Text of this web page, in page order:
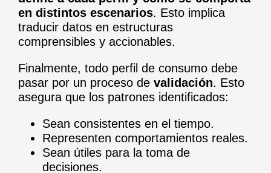
en distintos escenarios. Esto implica
traducir datos en estructuras
comprensibles y accionables.
Finalmente, todo perfil de consumo debe
pasar por un proceso de validación. Esto
asegura que los patrones identificados:
Sean consistentes en el tiempo.
Representen comportamientos reales.
Sean útiles para la toma de
decisiones.